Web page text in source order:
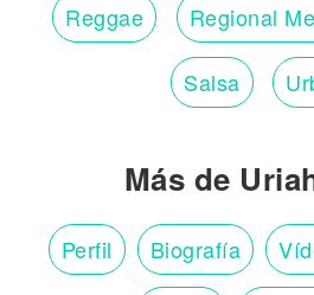
Reggae Regional
Salsa
Más de
Perfil Biografía